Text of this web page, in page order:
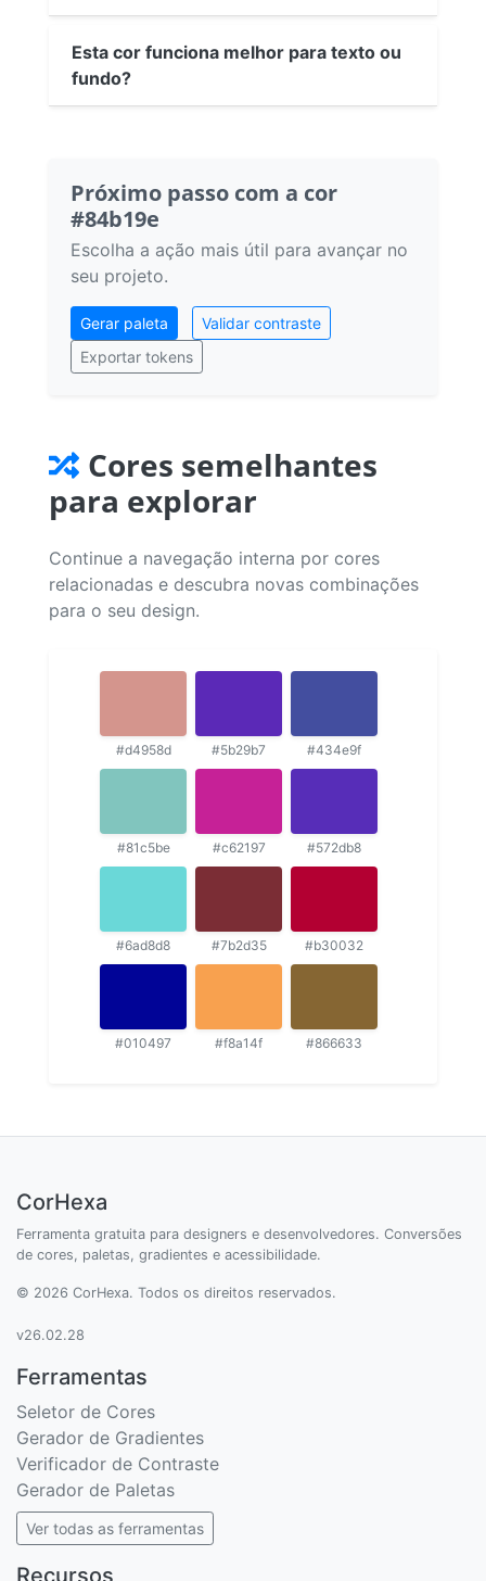
Esta cor funciona melhor para texto ou
fundo?
Próximo passo com a cor
#84b19e
Escolha a ação mais útil para avançar no
seu projeto.
Gerar paleta
Validar contraste
Exportar tokens
Cores semelhantes
para explorar
Continue a navegação interna por cores
relacionadas e descubra novas combinações
para o seu design.
#d4958d #5b29b7 #434e9f
#81c5be #c62197 #572db8
#6ad8d8 #7b2d35 #b30032
#010497 #f8a14f #866633
CorHexa
Ferramenta gratuita para designers e desenvolvedores. Conversões
de cores, paletas, gradientes e acessibilidade.
© 2026 CorHexa. Todos os direitos reservados.
v26.02.28
Ferramentas
Seletor de Cores
Gerador de Gradientes
Verificador de Contraste
Gerador de Paletas
Ver todas as ferramentas
Recursos